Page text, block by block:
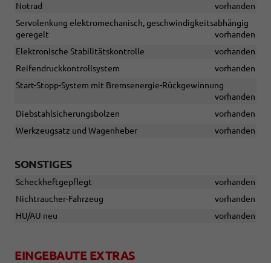
Notrad
vorhanden
Servolenkung elektromechanisch, geschwindigkeitsabhängig
geregelt
vorhanden
Elektronische Stabilitätskontrolle
vorhanden
Reifendruckkontrollsystem
vorhanden
Start-Stopp-System mit Bremsenergie-Rückgewinnung
vorhanden
Diebstahlsicherungsbolzen
vorhanden
Werkzeugsatz und Wagenheber
vorhanden
SONSTIGES
Scheckheftgepflegt
vorhanden
Nichtraucher-Fahrzeug
vorhanden
HU/AU neu
vorhanden
EINGEBAUTE EXTRAS